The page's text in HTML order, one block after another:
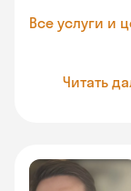
Все услуги и
Читать